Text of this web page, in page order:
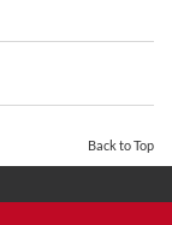
Back to Top